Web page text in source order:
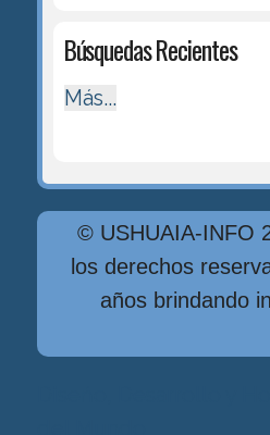
Búsquedas Recientes
Más...
© USHUAIA-INFO
los derechos
años brindando